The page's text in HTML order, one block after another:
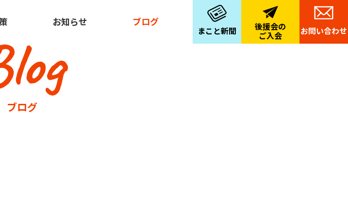
お知らせ ブログ
まこと新聞 後援会の
ご入会 お問い合わせ
ブログ